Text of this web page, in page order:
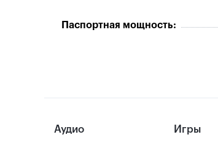
Паспортная мощность:
Аудио Игры